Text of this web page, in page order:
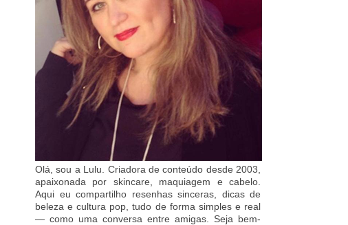
Olá, sou a Lulu. Criadora de conteúdo desde 2003,
apaixonada por skincare, maquiagem e cabelo.
Aqui eu compartilho resenhas sinceras, dicas de
beleza e cultura pop, tudo de forma simples e real
— como uma conversa entre amigas. Seja bem-